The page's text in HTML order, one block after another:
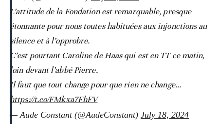
L’attitude de la Fondation est remarquable, presque
étonnante pour nous toutes habituées aux injonctions au
silence et à l’opprobre.
C’est pourtant Caroline de Haas qui est en TT ce matin,
loin devant l’abbé Pierre.
Il faut que tout change pour que rien ne change…
https://t.co/FMkxa7FhFV
— Aude Constant (@AudeConstant) July 18, 2024